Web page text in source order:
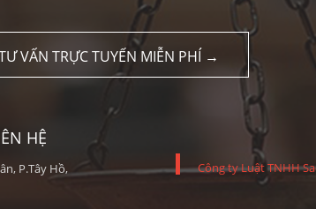
VẤN TRỰC TUYẾN MIỄN PHÍ →
HỆ
P.Tây Hồ,
Công ty Luật TNHH